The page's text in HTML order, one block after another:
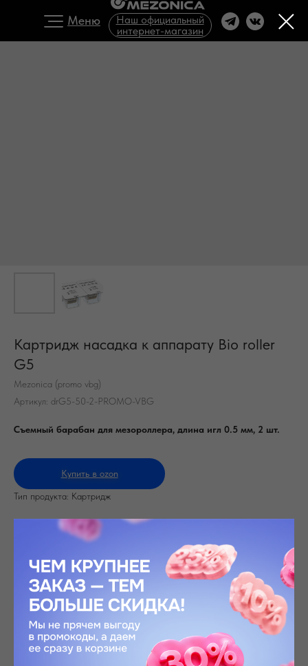
Меню
Наш официальный
интернет-магазин
Картридж насадка к аппарату Bio roller
G5
Mezonica (promo vbg)
Артикул: drG5-50-2-PROMO-VBG
Съемный барабан для мезороллера, длина игл 0.5 мм, 2 шт.
Купить в ozon
Тип продукта: Картридж